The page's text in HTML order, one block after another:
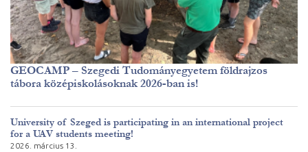
GEOCAMP – Szegedi Tudományegyetem földrajzos
tábora középiskolásoknak 2026-ban is!
University of Szeged is participating in an international project
for a UAV students meeting!
2026. március 13.